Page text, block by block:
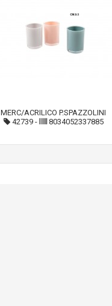
MERC/ACRILICO P.SPAZZOLINI
42739- 8034052337885